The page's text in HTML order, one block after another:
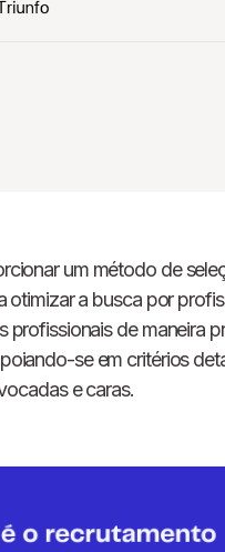
um método de
otimizar a busca por
profissionais de maneira
se em critérios
e caras.